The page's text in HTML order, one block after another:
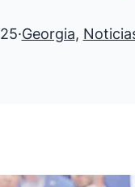
·Georgia,